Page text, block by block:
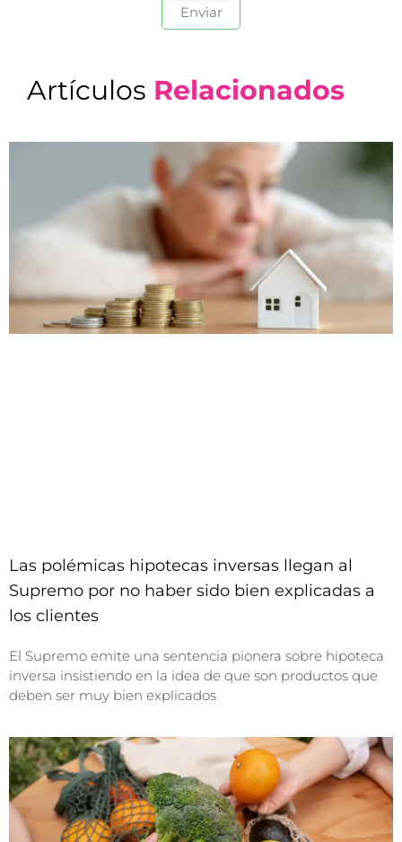
Artículos Relacionados
Las polémicas hipotecas inversas llegan al
Supremo por no haber sido bien explicadas a
los clientes
El Supremo emite una sentencia pionera sobre hipoteca
inversa insistiendo en la idea de que son productos que
deben ser muy bien explicados